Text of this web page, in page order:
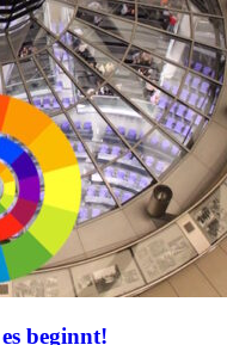
beginnt!